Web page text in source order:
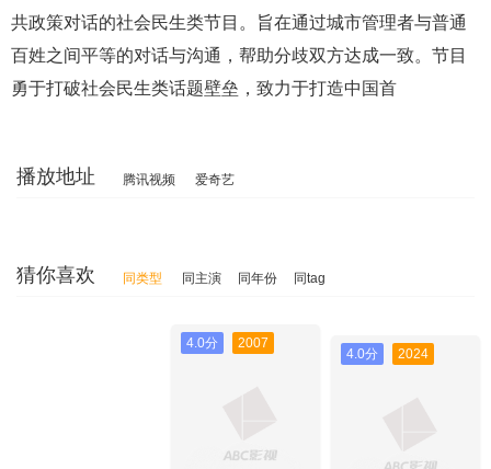
共政策对话的社会民生类节目。旨在通过城市管理者与普通
百姓之间平等的对话与沟通，帮助分歧双方达成一致。节目
勇于打破社会民生类话题壁垒，致力于打造中国首
播放地址 腾讯视频 爱奇艺
猜你喜欢 同类型 同主演 同年份 同tag
4.0分 2007
4.0分 2024